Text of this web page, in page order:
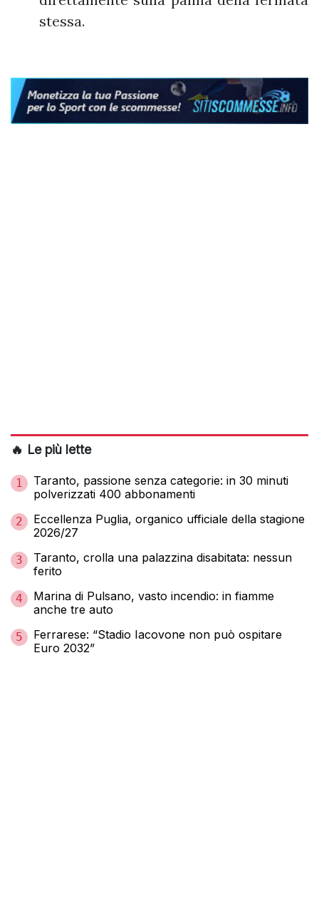
stessa.
🔥 Le più lette
1
Taranto, passione senza categorie: in 30 minuti
polverizzati 400 abbonamenti
2
Eccellenza Puglia, organico ufficiale della stagione
2026/27
3
Taranto, crolla una palazzina disabitata: nessun
ferito
4
Marina di Pulsano, vasto incendio: in fiamme
anche tre auto
5
Ferrarese: “Stadio Iacovone non può ospitare
Euro 2032”